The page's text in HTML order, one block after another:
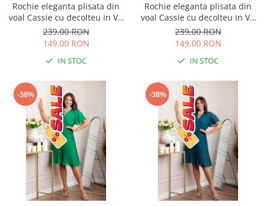
Rochie eleganta plisata din
voal Cassie cu decolteu in V -
Ciclam
239,00 RON
149,00 RON
IN STOC
Rochie eleganta plisata din
voal Cassie cu decolteu in V -
Verde lime
239,00 RON
149,00 RON
IN STOC
-38% -38%